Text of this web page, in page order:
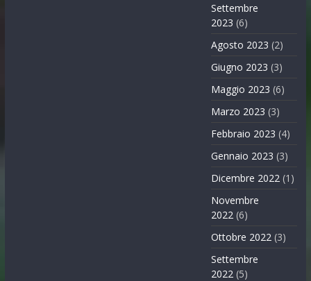
Settembre
2023 (6)
Agosto 2023 (2)
Giugno 2023 (3)
Maggio 2023 (6)
Marzo 2023 (3)
Febbraio 2023 (4)
Gennaio 2023 (3)
Dicembre 2022 (1)
Novembre
2022 (6)
Ottobre 2022 (3)
Settembre
2022 (5)